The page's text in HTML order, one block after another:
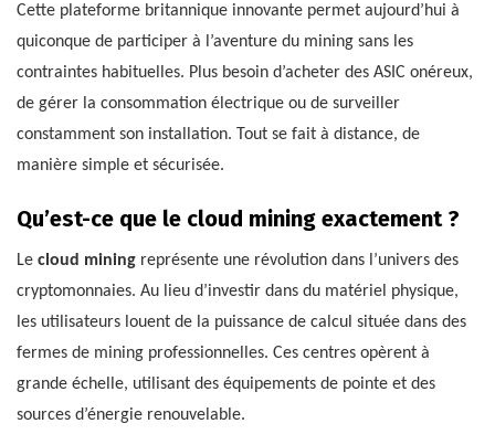
Cette plateforme britannique innovante permet aujourd’hui à
quiconque de participer à l’aventure du mining sans les
contraintes habituelles. Plus besoin d’acheter des ASIC onéreux,
de gérer la consommation électrique ou de surveiller
constamment son installation. Tout se fait à distance, de
manière simple et sécurisée.
Qu’est-ce que le cloud mining exactement ?
Le cloud mining représente une révolution dans l’univers des
cryptomonnaies. Au lieu d’investir dans du matériel physique,
les utilisateurs louent de la puissance de calcul située dans des
fermes de mining professionnelles. Ces centres opèrent à
grande échelle, utilisant des équipements de pointe et des
sources d’énergie renouvelable.